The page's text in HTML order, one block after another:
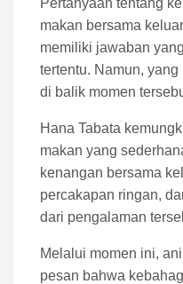
makan bersama
memiliki jawaban
tertentu. Namun,
di balik momen
Hana Tabata
makan yang
kenangan bersama
percakapan ringan,
dari pengalaman
Melalui momen ini,
pesan bahwa